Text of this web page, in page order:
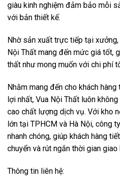
giàu kinh nghiệm đảm bảo mỗi
với bản thiết kế.
Nhờ sản xuất trực tiếp tại xưởng,
Nội Thất mang đến mức giá tốt,
thất như mong muốn với chi phí
Nhằm mang đến cho khách
lợi nhất, Vua Nội Thất luôn
cao chất lượng dịch vụ. Với kho
lớn tại TPHCM và Hà Nội, công
nhanh chóng, giúp khách hàng
chuyển và rút ngắn thời gian giao
Thông tin liên hệ: